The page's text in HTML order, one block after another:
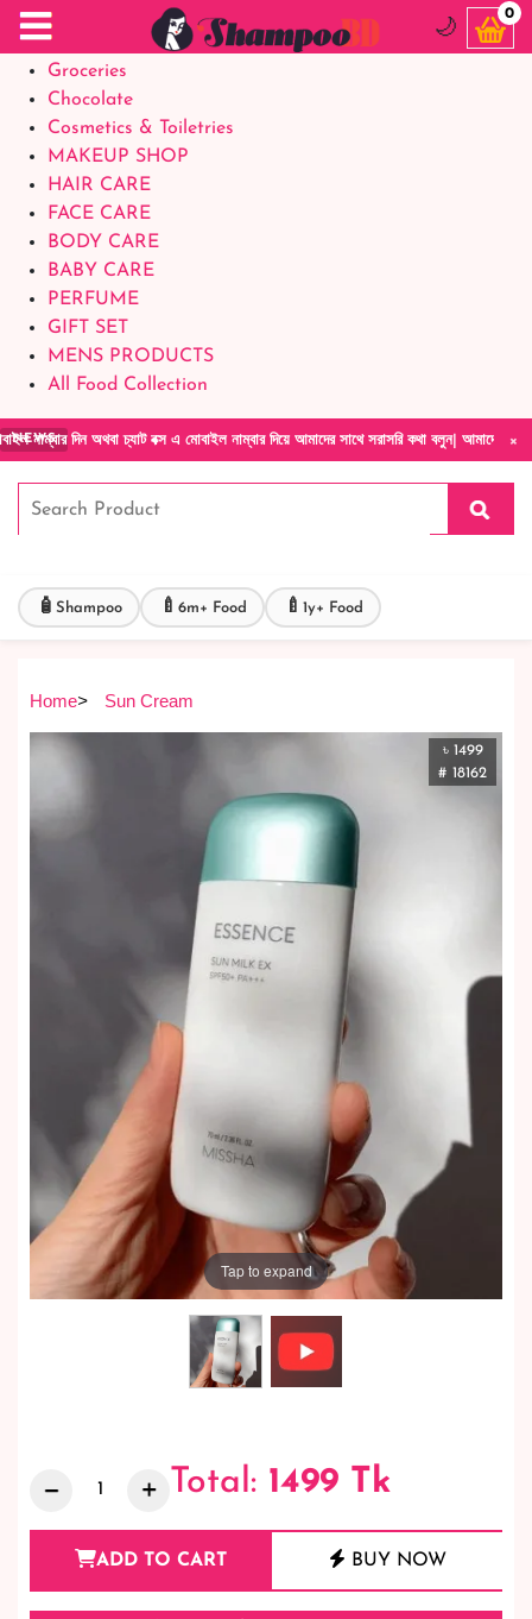
Food Supplements
Baby Foods
Groceries
Chocolate
Cosmetics & Toiletries
MAKEUP SHOP
HAIR CARE
FACE CARE
BODY CARE
BABY CARE
PERFUME
GIFT SET
MENS PRODUCTS
All Food Collection
×
NEWSচ্যাট বক্স এ মোবাইল নাম্বার দিয়ে আমাদের সাথে সরাসরি কথা বলুন| আমাদের যেকোনো পণ্য
🌙
0
🧴 Shampoo 🍼 6m+ Food 🍼 1y+ Food
Home> Sun Cream
৳ 1499
# 18162
Tap to expand
Total: 1499 Tk
ADD TO CART BUY NOW